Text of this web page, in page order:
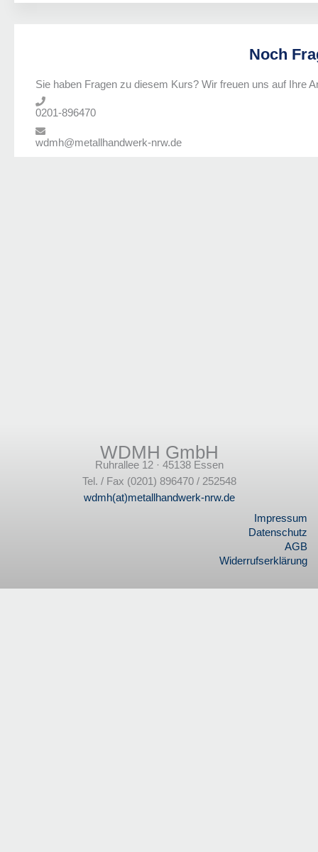
Noch
Sie haben Fragen zu diesem Kurs? Wir freuen uns auf Ihre
0201-896470
wdmh@metallhandwerk-nrw.de
WDMH GmbH
Ruhrallee 12 · 45138 Essen
Tel. / Fax (0201) 896470 / 252548
wdmh(at)metallhandwerk-nrw.de
Impressum
Datenschutz
AGB
Widerrufserklärung